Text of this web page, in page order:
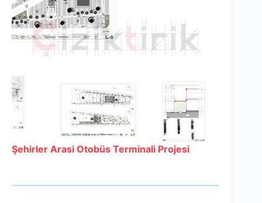
Şehirler Arasi Otobüs Terminali Projesi